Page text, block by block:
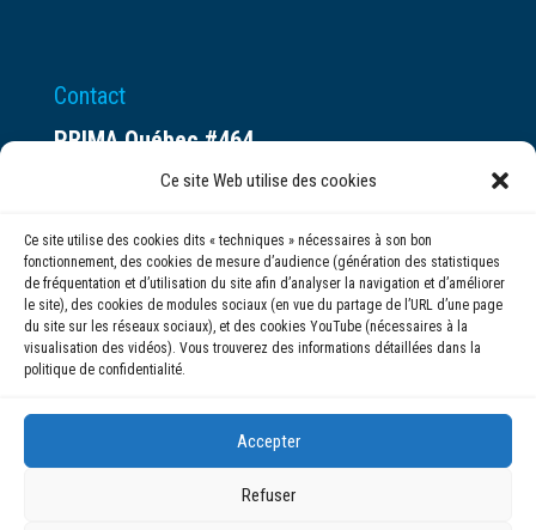
Ce site Web utilise des cookies
Ce site utilise des cookies dits « techniques » nécessaires à son bon
fonctionnement, des cookies de mesure d’audience (génération des statistiques
de fréquentation et d’utilisation du site afin d’analyser la navigation et d’améliorer
le site), des cookies de modules sociaux (en vue du partage de l’URL d’une page
du site sur les réseaux sociaux), et des cookies YouTube (nécessaires à la
visualisation des vidéos). Vous trouverez des informations détaillées dans la
politique de confidentialité.
Accepter
Refuser
Contact
PRIMA Québec #464
Espace ax.c
Montréal (QC) H3C 0B4
(514) 284-0211